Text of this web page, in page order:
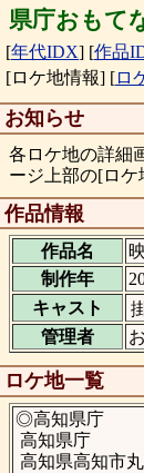
県庁おもて
[年代IDX] [作品
[ロケ地情報] [ロ
お知らせ
各ロケ地の詳細
ージ上部の[ロケ
作品情報
作品名
制作年
キャスト
管理者
ロケ地一覧
◎高知県庁
高知県庁
高知県高知市